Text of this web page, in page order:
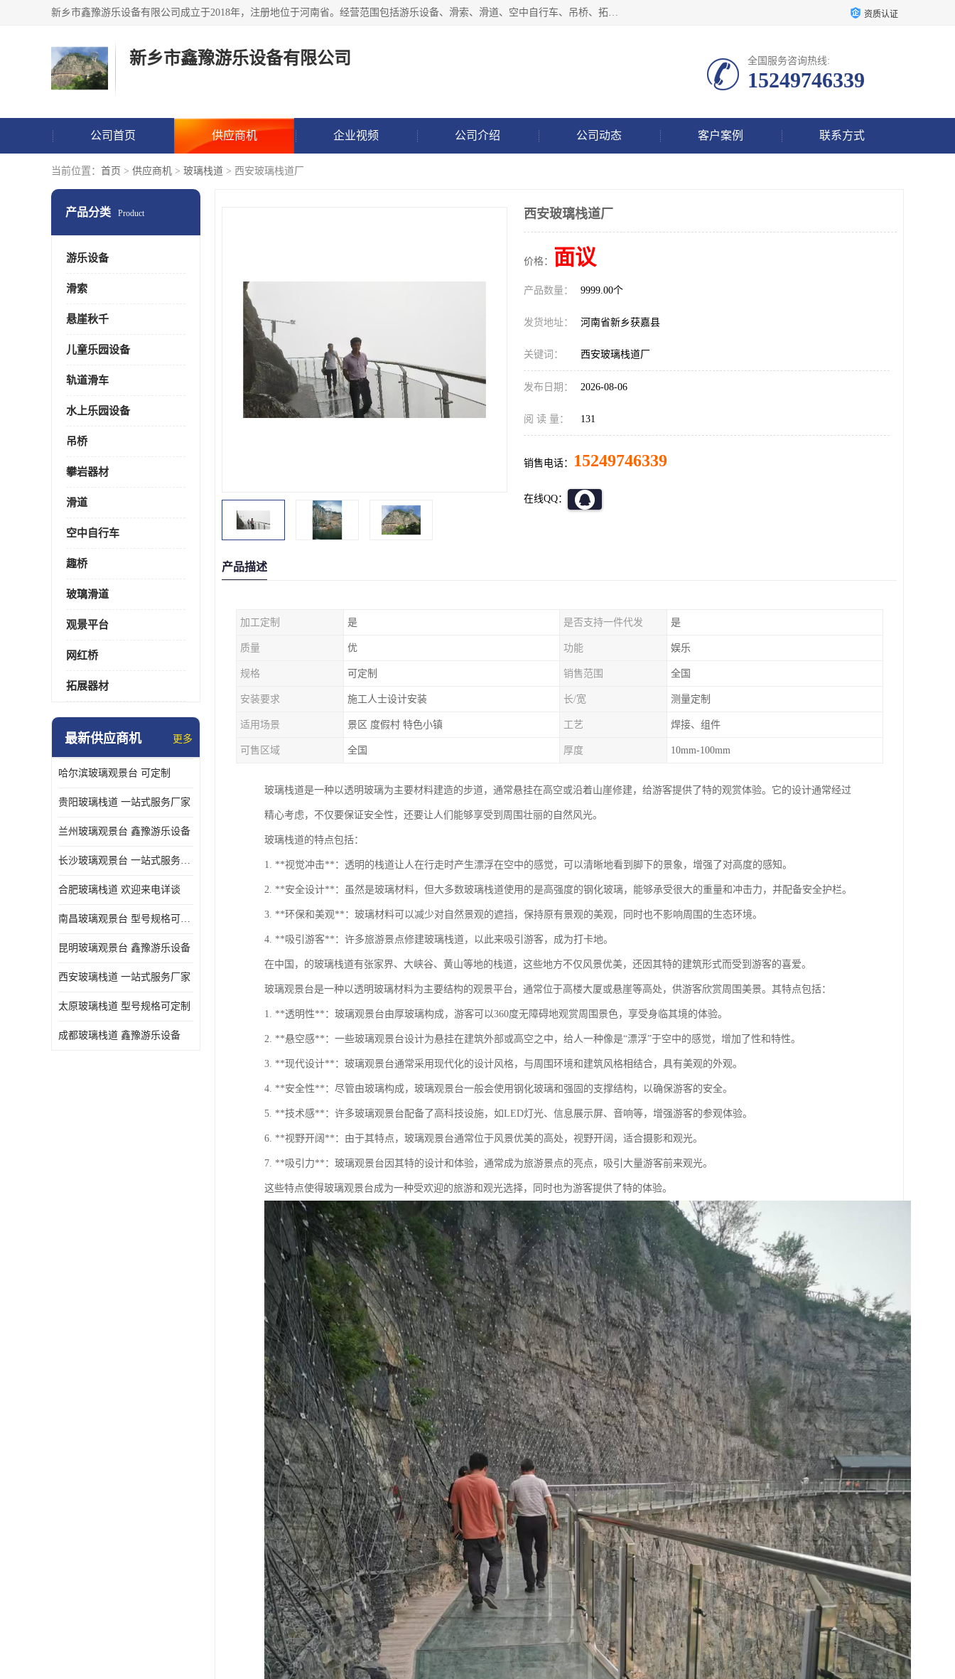
新乡市鑫豫游乐设备有限公司成立于2018年，注册地位于河南省。经营范围包括游乐设备、滑索、滑道、空中自行车、吊桥、拓展器材、攀岩器材、趣桥、悬崖秋千、网红桥、儿童乐园设备、水上乐园设备、丛林穿越设备、音乐呐喊设备、轨道滑车、栈道、玻璃滑道、观景平台、景观包装的设计、制造、销售、安装、维修，景区策划服务。 资质认证
新乡市鑫豫游乐设备有限公司 全国服务咨询热线:
15249746339
公司首页 供应商机 企业视频 公司介绍 公司动态 客户案例 联系方式
当前位置： 首页 > 供应商机 > 玻璃栈道 > 西安玻璃栈道厂
产品分类 Product
游乐设备
滑索
悬崖秋千
儿童乐园设备
轨道滑车
水上乐园设备
吊桥
攀岩器材
滑道
空中自行车
趣桥
玻璃滑道
观景平台
网红桥
拓展器材
最新供应商机 更多
哈尔滨玻璃观景台 可定制
贵阳玻璃栈道 一站式服务厂家
兰州玻璃观景台 鑫豫游乐设备
长沙玻璃观景台 一站式服务厂家
合肥玻璃栈道 欢迎来电详谈
南昌玻璃观景台 型号规格可定制
昆明玻璃观景台 鑫豫游乐设备
西安玻璃栈道 一站式服务厂家
太原玻璃栈道 型号规格可定制
成都玻璃栈道 鑫豫游乐设备
西安玻璃栈道厂
价格： 面议
产品数量： 9999.00个
发货地址： 河南省新乡获嘉县
关键词： 西安玻璃栈道厂
发布日期： 2026-08-06
阅 读 量： 131
销售电话： 15249746339
在线QQ：
产品描述
加工定制 是 是否支持一件代发 是
质量 优 功能 娱乐
规格 可定制 销售范围 全国
安装要求 施工人士设计安装 长/宽 测量定制
适用场景 景区 度假村 特色小镇 工艺 焊接、组件
可售区域 全国 厚度 10mm-100mm
玻璃栈道是一种以透明玻璃为主要材料建造的步道，通常悬挂在高空或沿着山崖修建，给游客提供了特的观赏体验。它的设计通常经过
精心考虑，不仅要保证安全性，还要让人们能够享受到周围壮丽的自然风光。
玻璃栈道的特点包括：
1. **视觉冲击**：透明的栈道让人在行走时产生漂浮在空中的感觉，可以清晰地看到脚下的景象，增强了对高度的感知。
2. **安全设计**：虽然是玻璃材料，但大多数玻璃栈道使用的是高强度的钢化玻璃，能够承受很大的重量和冲击力，并配备安全护栏。
3. **环保和美观**：玻璃材料可以减少对自然景观的遮挡，保持原有景观的美观，同时也不影响周围的生态环境。
4. **吸引游客**：许多旅游景点修建玻璃栈道，以此来吸引游客，成为打卡地。
在中国，的玻璃栈道有张家界、大峡谷、黄山等地的栈道，这些地方不仅风景优美，还因其特的建筑形式而受到游客的喜爱。
玻璃观景台是一种以透明玻璃材料为主要结构的观景平台，通常位于高楼大厦或悬崖等高处，供游客欣赏周围美景。其特点包括：
1. **透明性**：玻璃观景台由厚玻璃构成，游客可以360度无障碍地观赏周围景色，享受身临其境的体验。
2. **悬空感**：一些玻璃观景台设计为悬挂在建筑外部或高空之中，给人一种像是“漂浮”于空中的感觉，增加了性和特性。
3. **现代设计**：玻璃观景台通常采用现代化的设计风格，与周围环境和建筑风格相结合，具有美观的外观。
4. **安全性**：尽管由玻璃构成，玻璃观景台一般会使用钢化玻璃和强固的支撑结构，以确保游客的安全。
5. **技术感**：许多玻璃观景台配备了高科技设施，如LED灯光、信息展示屏、音响等，增强游客的参观体验。
6. **视野开阔**：由于其特点，玻璃观景台通常位于风景优美的高处，视野开阔，适合摄影和观光。
7. **吸引力**：玻璃观景台因其特的设计和体验，通常成为旅游景点的亮点，吸引大量游客前来观光。
这些特点使得玻璃观景台成为一种受欢迎的旅游和观光选择，同时也为游客提供了特的体验。